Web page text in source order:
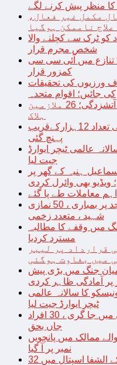
کا منظر پیش کرنے لگے
مکمل غیر فعال،
ناممکن ہوگیا
پاکستانی خاندان کے 4 افراد کو ٹرک سے کچلنے والا
شخص مجرم قرار
تنازع میں آئی سی سی
کمزور قرار
ورزیوں کی تحقیقات
کی جائیں؛ اقوام متحدہ
چین میں دفتری عمارت میں خوفناک آتشزدگی؛ 26 ملازمین
ہلاک
غزہ پر اسرائیلی حملےجاری ،شہدا کی تعداد 12ہزارکےقریب
پہنچ گئی
عالمی ٹیچر ایوارڈ
جیت لیا
ہنیہ کے گھر پر
ویڈیو بھی وائرل کردی
معاملات طے پا گئے
غزہ ، قاتل اسرائیلی فوج کی مسجد پر بمباری ، 50 نمازی
شہید ، متعدد زخمی
میں وقفے کا مطالبہ
مسترد کردیا
قرارداد پر لیبر
میں بغاوت ہوگئی
جنگ میں بڑی پیش
پر آمادگی ظاہر کردی
کا سالانہ عالمی
ٹیچر ایوارڈ جیت لیا
مقبوضہ کشمیر ، مسافر بس کھائی میں جا گری ، 30 افراد
جاں بحق
والے ممالک میں پانچویں
نمبر پر آ گیا
فلسطینی ہلال احمر نے غزہ کے الشفا اسپتال میں 32